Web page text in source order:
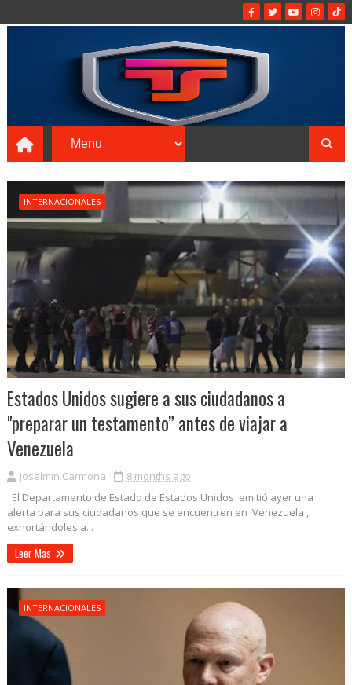
INTERNACIONALES
Estados Unidos sugiere a sus ciudadanos a
"preparar un testamento” antes de viajar a
Venezuela
Joselmin Carmona
8 months ago
El Departamento de Estado de Estados Unidos emitió ayer una
alerta para sus ciudadanos que se encuentren en Venezuela ,
exhortándoles a...
Leer Mas
INTERNACIONALES